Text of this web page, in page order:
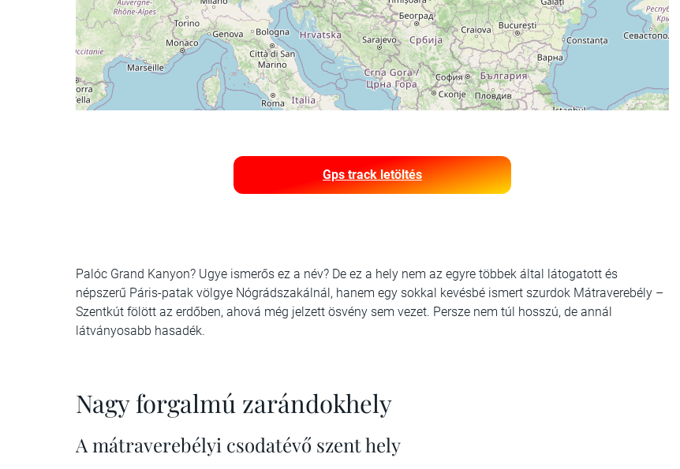
Gps track letöltés
Palóc Grand Kanyon? Ugye ismerős ez a név? De ez a hely nem az egyre többek által látogatott és
népszerű Páris-patak völgye Nógrádszakálnál, hanem egy sokkal kevésbé ismert szurdok Mátraverebély –
Szentkút fölött az erdőben, ahová még jelzett ösvény sem vezet. Persze nem túl hosszú, de annál
látványosabb hasadék.
Nagy forgalmú zarándokhely
A mátraverebélyi csodatévő szent hely